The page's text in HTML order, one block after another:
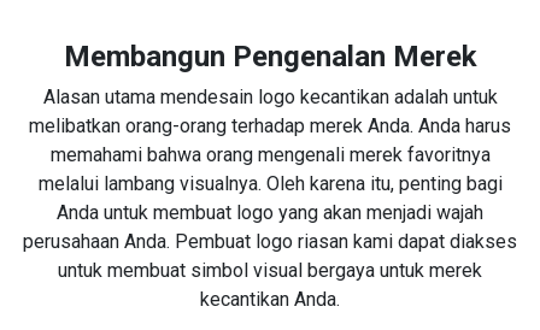
Membangun Pengenalan Merek
Alasan utama mendesain logo kecantikan adalah untuk
melibatkan orang-orang terhadap merek Anda. Anda harus
memahami bahwa orang mengenali merek favoritnya
melalui lambang visualnya. Oleh karena itu, penting bagi
Anda untuk membuat logo yang akan menjadi wajah
perusahaan Anda. Pembuat logo riasan kami dapat diakses
untuk membuat simbol visual bergaya untuk merek
kecantikan Anda.